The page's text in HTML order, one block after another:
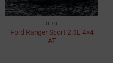
Ô TÔ
Ford Ranger Sport 2.0L 4×4
AT